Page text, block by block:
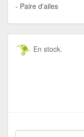
Paire d'ailes
En stock.